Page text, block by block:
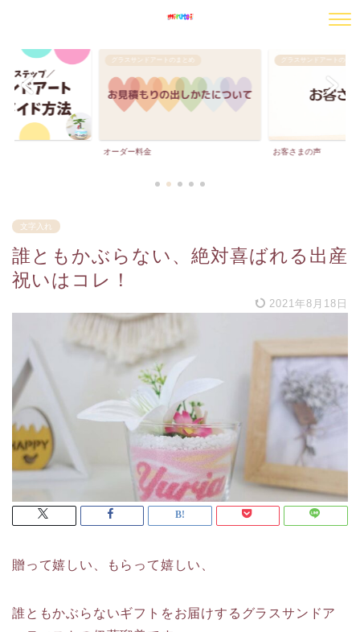
グラスサンドアートのまとめ
お客さまの声
グラスサンドアートのまと
お客さまの声ーPart２ー
文字入れ
誰ともかぶらない、絶対喜ばれる出産
祝いはコレ！
2021年8月18日
贈って嬉しい、もらって嬉しい、
誰ともかぶらないギフトをお届けするグラスサンドア